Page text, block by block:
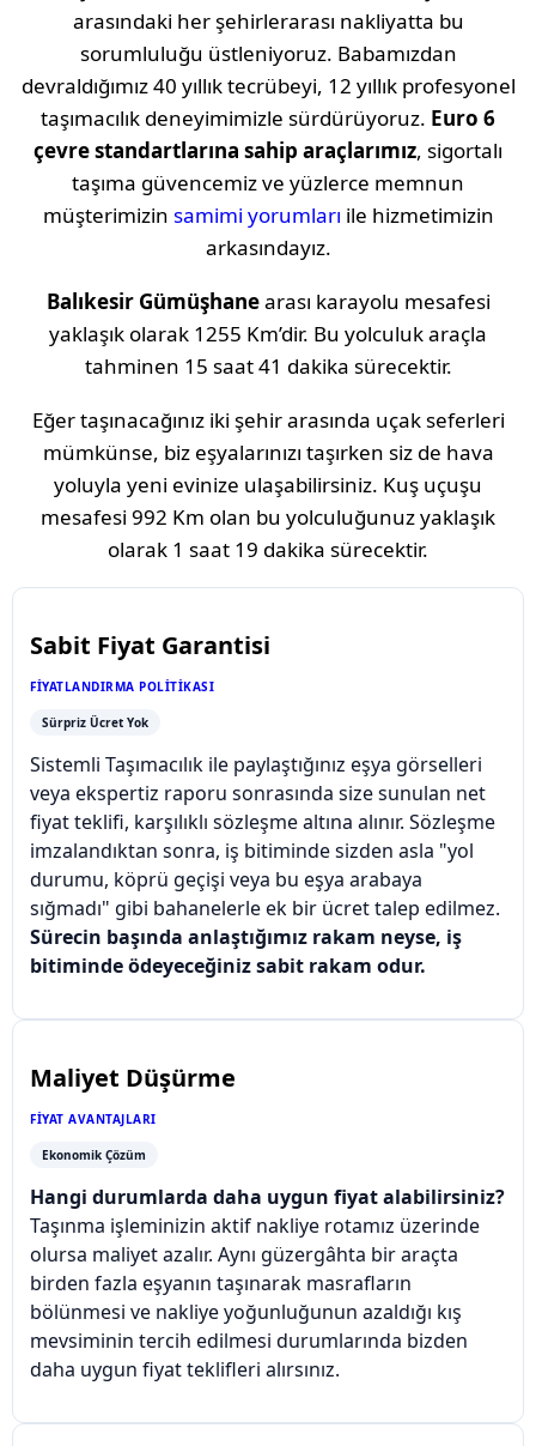
arasındaki her şehirlerarası nakliyatta bu
sorumluluğu üstleniyoruz. Babamızdan
devraldığımız 40 yıllık tecrübeyi, 12 yıllık profesyonel
taşımacılık deneyimimizle sürdürüyoruz. Euro 6
çevre standartlarına sahip araçlarımız, sigortalı
taşıma güvencemiz ve yüzlerce memnun
müşterimizin samimi yorumları ile hizmetimizin
arkasındayız.
Balıkesir Gümüşhanearası karayolu mesafesi
yaklaşık olarak 1255 Km’dir. Bu yolculuk araçla
tahminen 15 saat 41 dakika sürecektir.
Eğer taşınacağınız iki şehir arasında uçak seferleri
mümkünse, biz eşyalarınızı taşırken siz de hava
yoluyla yeni evinize ulaşabilirsiniz. Kuş uçuşu
mesafesi 992 Km olan bu yolculuğunuz yaklaşık
olarak 1 saat 19 dakika sürecektir.
Sabit Fiyat Garantisi
FIYATLANDIRMA POLITIKASI
Sürpriz Ücret Yok
Sistemli Taşımacılık ile paylaştığınız eşya görselleri
veya ekspertiz raporu sonrasında size sunulan net
fiyat teklifi, karşılıklı sözleşme altına alınır. Sözleşme
imzalandıktan sonra, iş bitiminde sizden asla "yol
durumu, köprü geçişi veya bu eşya arabaya
sığmadı" gibi bahanelerle ek bir ücret talep edilmez.
Sürecin başında anlaştığımız rakam neyse, iş
bitiminde ödeyeceğiniz sabit rakam odur.
Maliyet Düşürme
FIYAT AVANTAJLARI
Ekonomik Çözüm
Hangi durumlarda daha uygun fiyat alabilirsiniz?
Taşınma işleminizin aktif nakliye rotamız üzerinde
olursa maliyet azalır. Aynı güzergâhta bir araçta
birden fazla eşyanın taşınarak masrafların
bölünmesi ve nakliye yoğunluğunun azaldığı kış
mevsiminin tercih edilmesi durumlarında bizden
daha uygun fiyat teklifleri alırsınız.